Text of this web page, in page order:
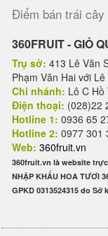
Điểm bán trái
360FRUIT - GIỎ
Trụ sở: 413 Lê Văn
Phạm Văn Hai với Lê
Chi nhánh: Lô C Hồ
Điện thoại: (028)22
Hotline 1: 0936 65
Hotline 2: 0977 301
Web: 360fruit.vn
360fruit.vn là website
NHẬP KHẨU HOA TƯƠI
GPKD 0313524315 do